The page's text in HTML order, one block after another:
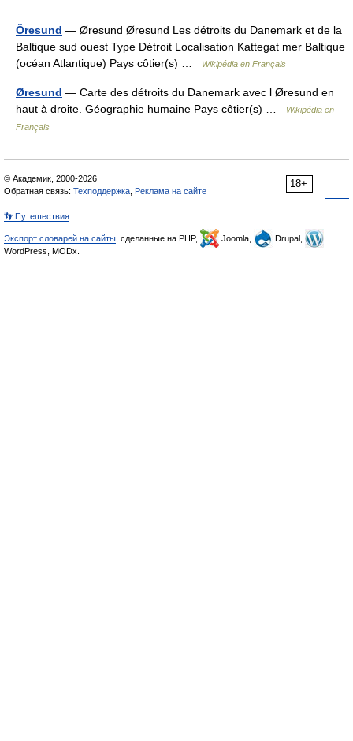
Öresund — Øresund Øresund Les détroits du Danemark et de la
Baltique sud ouest Type Détroit Localisation Kattegat mer Baltique
(océan Atlantique) Pays côtier(s) …
Wikipédia en Français
Øresund — Carte des détroits du Danemark avec l Øresund en
haut à droite. Géographie humaine Pays côtier(s) …
Wikipédia en
Français
18+
© Академик, 2000-2026
Обратная связь: Техподдержка Реклама на сайте
👣 Путешествия
Экспорт словарей на сайты , сделанные на PHP, Joomla,
Drupal,
WordPress, MODx.